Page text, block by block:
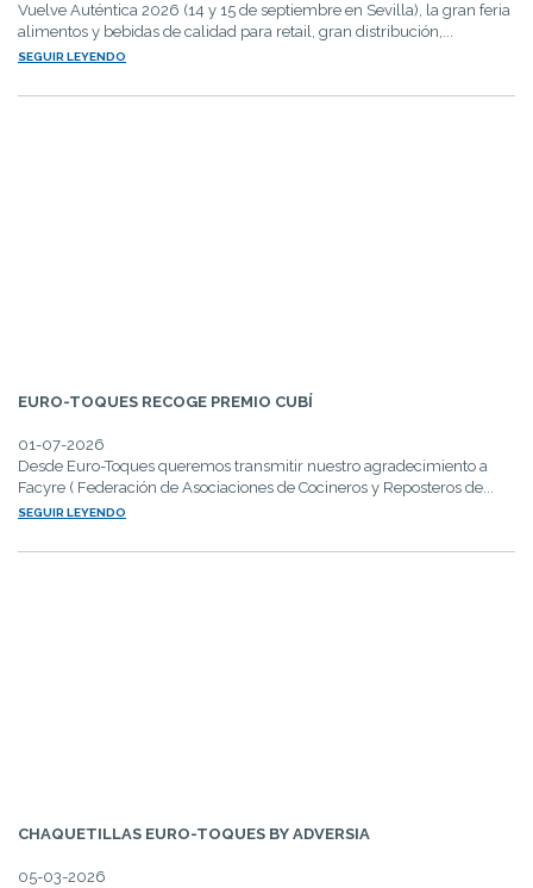
Vuelve Auténtica 2026 (14 y 15 de septiembre en Sevilla), la gran feria
alimentos y bebidas de calidad para retail, gran distribución,...
SEGUIR LEYENDO
EURO-TOQUES RECOGE PREMIO CUBÍ
01-07-2026
Desde Euro-Toques queremos transmitir nuestro agradecimiento a
Facyre ( Federación de Asociaciones de Cocineros y Reposteros de...
SEGUIR LEYENDO
CHAQUETILLAS EURO-TOQUES BY ADVERSIA
05-03-2026